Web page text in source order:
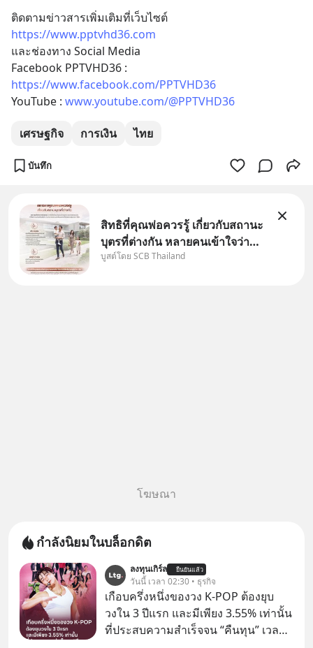
https://www.pptvhd36.com
และช่องทาง Social Media
https://www.facebook.com/PPTVHD36
YouTube : www.youtube.com/@PPTVHD36
เศรษฐกิจ การเงิน ไทย
บันทึก
สิทธิที่คุณพ่อควรรู้ เกี่ยวกับสถานะ
บุตรที่ต่างกัน หลายคนเข้าใจว่า
"เมื่อเป็นลูกของพ่อและแม่ ก็ย่อม
บูสต์โดย SCB Thailand
โฆษณา
กำลังนิยมในบล็อกดิต
ลงทุนเกิร์ล ยืนยันแล้ว
วันนี้ เวลา 02:30 • ธุรกิจ
เกือบครึ่งหนึ่งของวง K-POP ต้องยุบ
วงใน 3 ปีแรก และมีเพียง 3.55% เท่านั้น
ที่ประสบความสำเร็จจน “คืนทุน” เวลา